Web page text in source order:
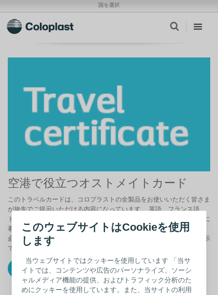
このウェブサイトはCookieを使用
します
当ウェブサイトではクッキーを使用しています 「当サ
イトでは、コンテンツや広告のパーソナライズ、ソーシ
ャルメディア機能の提供、およびトラフィック分析のた
めにクッキーを使用しています。また、当サイトの利用
国を選択
空港で役立つオストメイトカード
このトラベルカードは、コロプラストの全製品をお使いいただく皆さま
が旅先でご提示いただける内容になっています。 英語、フランス語、
ドイツ語、スペイン語、イタリア語、ポルトガル語で、医療機器を身に
着けていらっしゃること、荷物にも入っていることを説明しています。
必要に応じて、印刷したカードの空欄に以下の情報をご記入の上、提示
できるようご持参ください。
PDFをダウンロードする